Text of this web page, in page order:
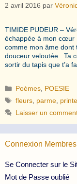
2 avril 2016 par
TIMIDE PUDEUR –
échappée à mon cœur
comme mon âme dont
douceur veloutée Ta
sortir du tapis que t’a
Catégories
Poèmes POESIE
Étiquettes
fleurs parme
Laisser un
Connexion Membres
Se Connecter sur le
Mot de Passe oublié